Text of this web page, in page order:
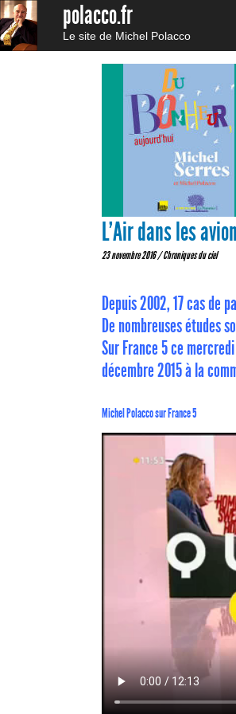
polacco.fr
Le site de Michel Polacco
L’Air dans les
23 novembre 2016 /Chroniques du ciel
Depuis 2002, 17 cas de
De nombreuses études
Sur France 5 ce
décembre 2015 à la
Michel Polacco sur France 5